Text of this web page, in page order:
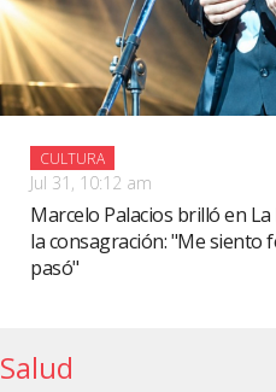
CULTURA
Jul 31, 10:12 am
Marcelo Palacios brilló en
la consagración: "Me siento
pasó"
Salud